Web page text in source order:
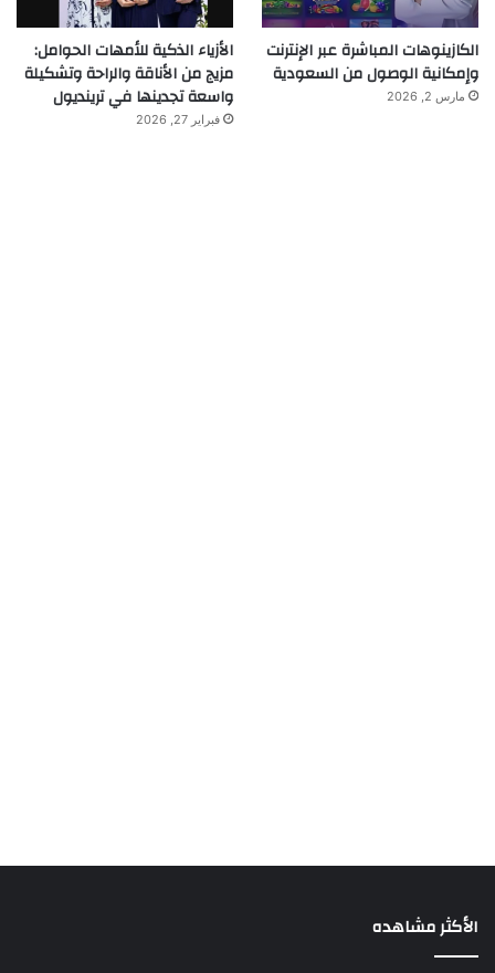
الكازينوهات المباشرة عبر الإنترنت
وإمكانية الوصول من السعودية
مارس 2, 2026
الأزياء الذكية للأمهات الحوامل:
مزيج من الأناقة والراحة وتشكيلة
واسعة تجدينها في ترينديول
فبراير 27, 2026
الأكثر مشاهده